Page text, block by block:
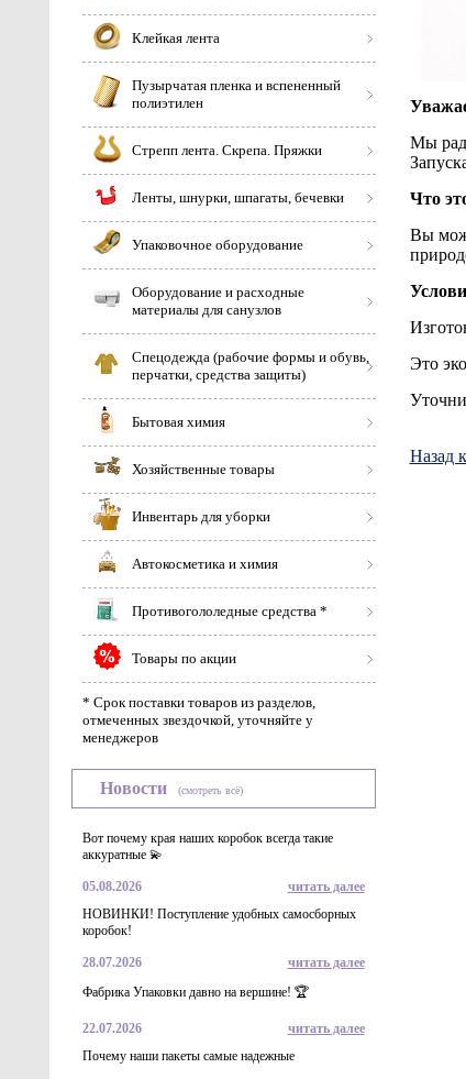
Клейкая лента
Пузырчатая пленка и вспененный
полиэтилен
Стрепп лента. Скрепа. Пряжки
Ленты, шнурки, шпагаты, бечевки
Упаковочное оборудование
Оборудование и расходные
материалы для санузлов
Спецодежда (рабочие формы и обувь,
перчатки, средства защиты)
Бытовая химия
Хозяйственные товары
Инвентарь для уборки
Автокосметика и химия
Противогололедные средства *
Товары по акции
* Срок поставки товаров из разделов,
отмеченных звездочкой, уточняйте у
менеджеров
Новости (смотреть всё)
Вот почему края наших коробок всегда такие
аккуратные 💫
05.08.2026
читать далее
НОВИНКИ! Поступление удобных самосборных
коробок!
28.07.2026
читать далее
Фабрика Упаковки давно на вершине! 🏆
22.07.2026
читать далее
Почему наши пакеты самые надежные
Мы
Что
Вы
Это
Назад